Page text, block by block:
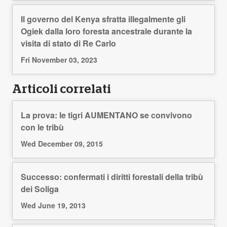
Il governo del Kenya sfratta illegalmente gli
Ogiek dalla loro foresta ancestrale durante la
visita di stato di Re Carlo
Fri November 03, 2023
Articoli correlati
La prova: le tigri AUMENTANO se convivono
con le tribù
Wed December 09, 2015
Successo: confermati i diritti forestali della tribù
dei Soliga
Wed June 19, 2013